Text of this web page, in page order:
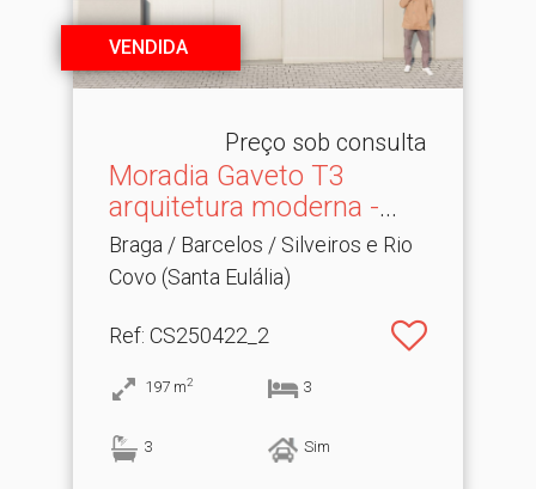
VENDIDA
Preço sob consulta
Moradia Gaveto T3
arquitetura moderna -
Barce.​..
Braga / Barcelos / Silveiros e Rio
Covo (Santa Eulália)
Ref: CS250422_2
197 m2 3
3 Sim